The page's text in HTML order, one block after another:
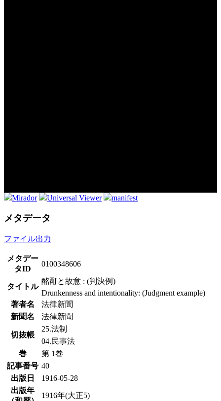
Mirador Universal Viewer manifest
メタデータ
ファイル出力
メタデー
タID
0100348606
タイトル
酩酊と故意 : (判決例)
Drunkenness and intentionality: (Judgment example)
著者名
法律新聞
新聞名
法律新聞
切抜帳
25.法制
04.民事法
巻
第 1巻
記事番号 40
出版日
1916-05-28
出版年
1916年(大正5)